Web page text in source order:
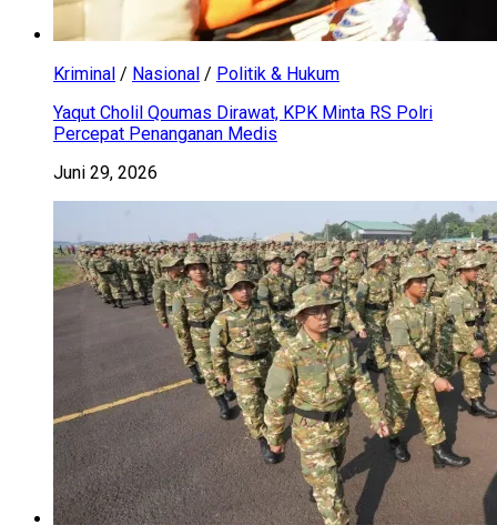
Kriminal / Nasional / Politik & Hukum
Yaqut Cholil Qoumas Dirawat, KPK Minta RS Polri
Percepat Penanganan Medis
Juni 29, 2026